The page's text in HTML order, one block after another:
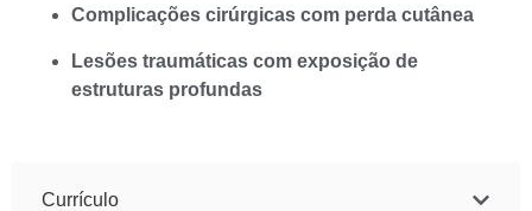
Currículo
Complicações cirúrgicas com perda cutânea
Lesões traumáticas com exposição de
estruturas profundas